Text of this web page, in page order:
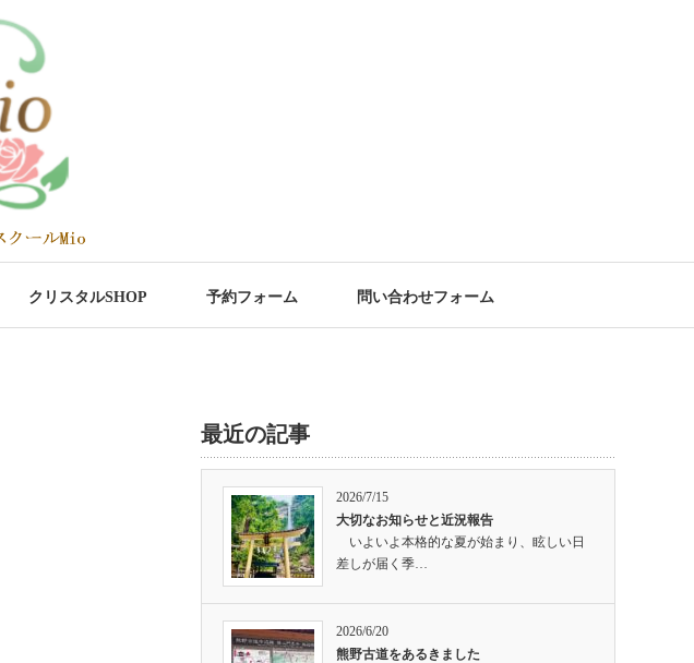
クリスタルSHOP 予約フォーム 問い合わせフォーム
最近の記事
2026/7/15
大切なお知らせと近況報告
いよいよ本格的な夏が始まり、眩しい日
差しが届く季…
2026/6/20
熊野古道をあるきました